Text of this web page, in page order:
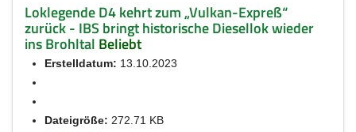
Loklegende D4 kehrt zum „Vulkan-Expreß“
zurück - IBS bringt historische Diesellok wieder
ins Brohltal Beliebt
Erstelldatum: 13.10.2023
Dateigröße: 272.71 KB